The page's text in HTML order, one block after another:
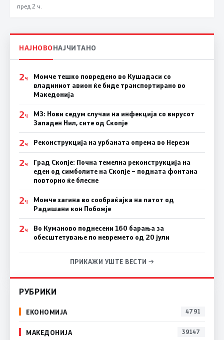
пред 2 ч.
НАЈНОВОНАЈЧИТАНО
2Ч
Момче тешко повредено во Кушадаси со
владиниот авион ќе биде транспортирано во
Македонија
2Ч
МЗ: Нови седум случаи на инфекција со вирусот
Западен Нил, сите од Скопје
2Ч Реконструкција на урбаната опрема во Нерези
2Ч
Град Скопје: Почна темелна реконструкција на
еден од симболите на Скопје – подната фонтана
повторно ќе блесне
2Ч
Момче загина во сообраќајка на патот од
Радишани кон Побожје
2Ч
Во Куманово поднесени 160 барања за
обесштетување по невремето од 20 јули
ПРИКАЖИ УШТЕ ВЕСТИ →
РУБРИКИ
ЕКОНОМИЈА 4791
МАКЕДОНИЈА 39147